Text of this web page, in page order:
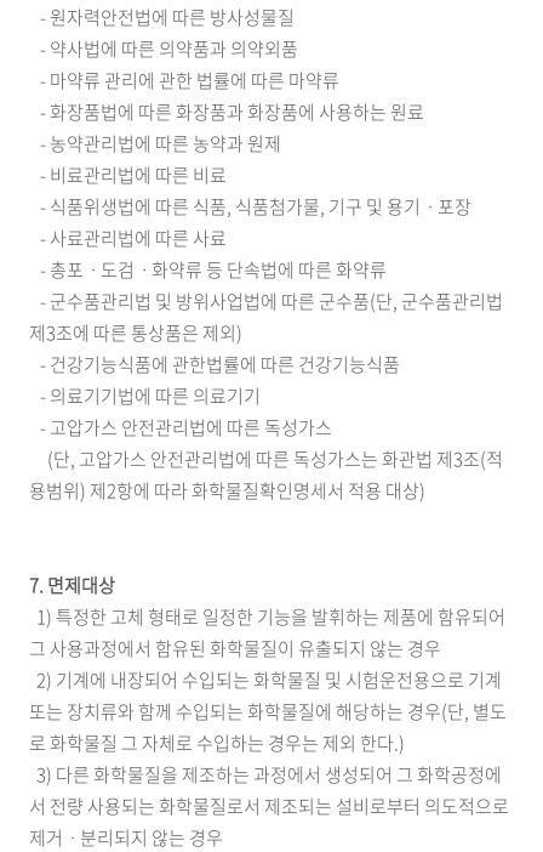
- 원자력안전법에 따른 방사성물질
- 약사법에 따른 의약품과 의약외품
- 마약류 관리에 관한 법률에 따른 마약류
- 화장품법에 따른 화장품과 화장품에 사용하는 원료
- 농약관리법에 따른 농약과 원제
- 비료관리법에 따른 비료
- 식품위생법에 따른 식품, 식품첨가물, 기구 및 용기ㆍ포장
- 사료관리법에 따른 사료
- 총포ㆍ도검ㆍ화약류 등 단속법에 따른 화약류
- 군수품관리법 및 방위사업법에 따른 군수품(단, 군수품관리법
제3조에 따른 통상품은 제외)
- 건강기능식품에 관한법률에 따른 건강기능식품
- 의료기기법에 따른 의료기기
- 고압가스 안전관리법에 따른 독성가스
(단, 고압가스 안전관리법에 따른 독성가스는 화관법 제3조(적
용범위) 제2항에 따라 화학물질확인명세서 적용 대상)
7. 면제대상
1) 특정한 고체 형태로 일정한 기능을 발휘하는 제품에 함유되어
그 사용과정에서 함유된 화학물질이 유출되지 않는 경우
2) 기계에 내장되어 수입되는 화학물질 및 시험운전용으로 기계
또는 장치류와 함께 수입되는 화학물질에 해당하는 경우(단, 별도
로 화학물질 그 자체로 수입하는 경우는 제외 한다.)
3) 다른 화학물질을 제조하는 과정에서 생성되어 그 화학공정에
서 전량 사용되는 화학물질로서 제조되는 설비로부터 의도적으로
제거ㆍ분리되지 않는 경우